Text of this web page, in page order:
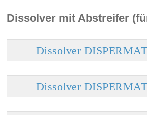
Dissolver mit Abstreifer
Dissolver
Dissolver